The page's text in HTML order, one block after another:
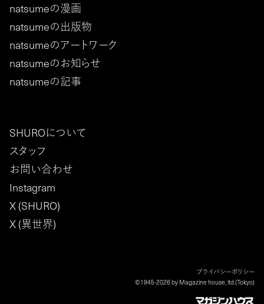
natsumeの漫画
natsumeの出版物
natsumeのアートワーク
natsumeのお知らせ
natsumeの記事
SHUROについて
スタッフ
お問い合わせ
Instagram
X (SHURO)
X (異世界)
プライバシーポリシー
©1945-2026 by Magazine house, ltd.(Tokyo)